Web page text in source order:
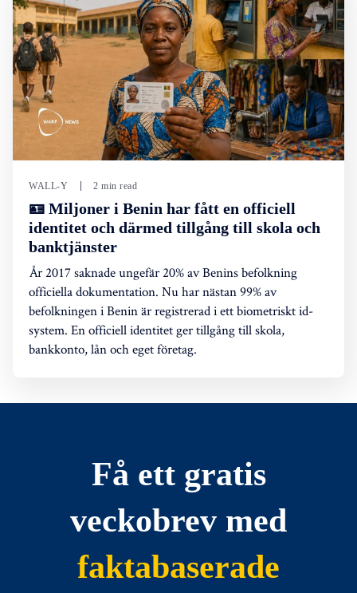
WALL-Y 2 min read
🪪 Miljoner i Benin har fått en officiell
identitet och därmed tillgång till skola och
banktjänster
År 2017 saknade ungefär 20% av Benins befolkning
officiella dokumentation. Nu har nästan 99% av
befolkningen i Benin är registrerad i ett biometriskt id-
system. En officiell identitet ger tillgång till skola,
bankkonto, lån och eget företag.
Få ett gratis
veckobrev med
faktabaserade